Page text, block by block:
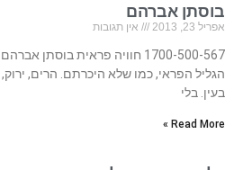
בוסתן אברהם
אפריל 23, 2013 אין תגובות
1700-500-567 חוויה פראית
הגליל הפראי, כמו שלא היכרתם. הרים,
בעין. בלי
Read More »